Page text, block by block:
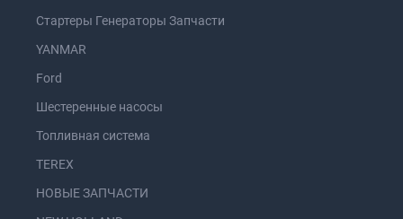
Стартеры Генераторы Запчасти
YANMAR
Ford
Шестеренные насосы
Топливная система
TEREX
НОВЫЕ ЗАПЧАСТИ